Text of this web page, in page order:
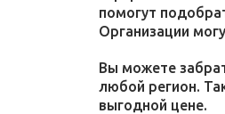
помогут
Организации
Вы можете
любой регион.
выгодной цене.